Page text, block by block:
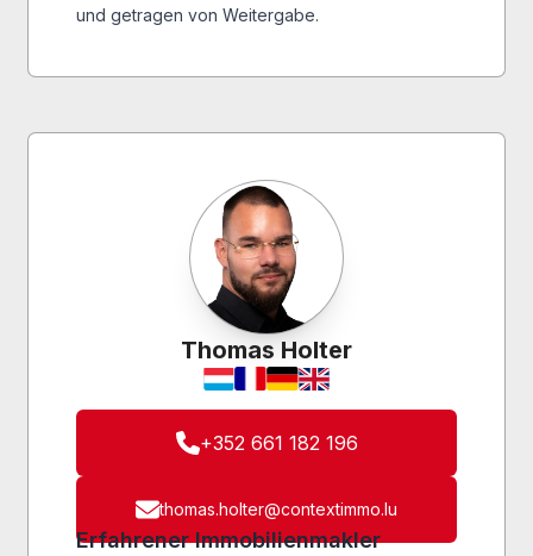
und getragen von Weitergabe.
Thomas Holter
+352 661 182 196
thomas.holter@contextimmo.lu
Erfahrener Immobilienmakler